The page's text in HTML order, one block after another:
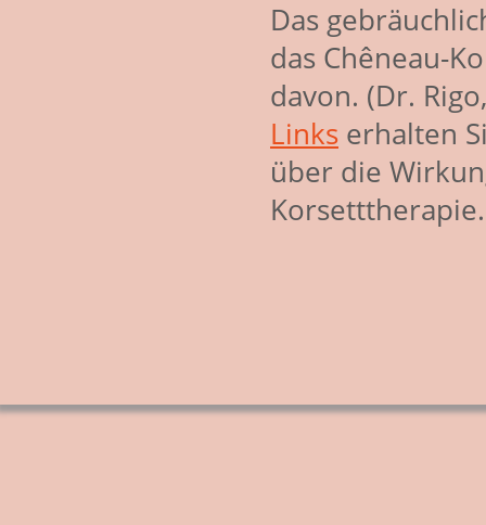
Das
das Chêneau-
davon. (Dr.
Links erhalten
über die